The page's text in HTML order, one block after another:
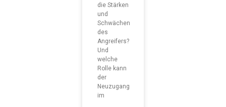
die Stärken
und
Schwächen
des
Angreifers?
Und
welche
Rolle kann
der
Neuzugang
im